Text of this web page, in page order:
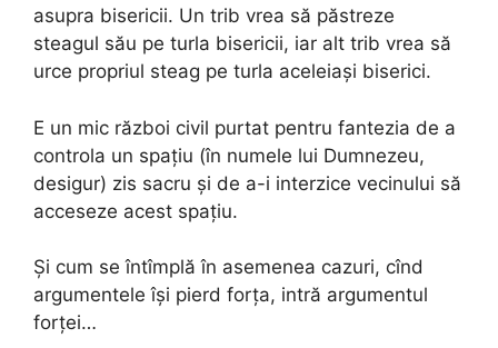
asupra bisericii. Un trib vrea să păstreze
steagul său pe turla bisericii, iar alt trib vrea să
urce propriul steag pe turla aceleiași biserici.
E un mic război civil purtat pentru fantezia de a
controla un spațiu (în numele lui Dumnezeu,
desigur) zis sacru și de a-i interzice vecinului să
acceseze acest spațiu.
Și cum se întîmplă în asemenea cazuri, cînd
argumentele își pierd forța, intră argumentul
forței…